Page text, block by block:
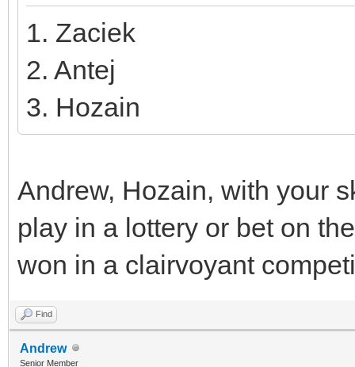
1. Zaciek
2. Antej
3. Hozain
Andrew, Hozain, with your
play in a lottery or bet on
won in a clairvoyant
Find
Andrew
Senior Member